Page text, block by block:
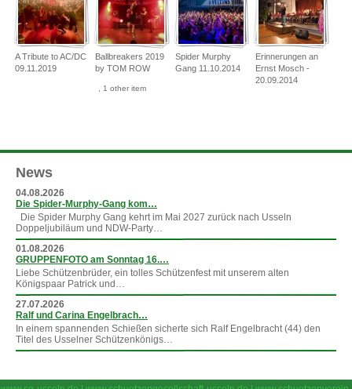
A Tribute to AC/DC
09.11.2019
Ballbreakers 2019
by TOM ROW
1 other item
Spider Murphy
Gang 11.10.2014
Erinnerungen an
Ernst Mosch -
20.09.2014
News
04.08.2026
Die Spider-Murphy-Gang kom…
Die Spider Murphy Gang kehrt im Mai 2027 zurück nach Usseln
Doppeljubiläum und NDW-Party…
01.08.2026
GRUPPENFOTO am Sonntag 16.…
Liebe Schützenbrüder, ein tolles Schützenfest mit unserem alten
Königspaar Patrick und…
27.07.2026
Ralf und Carina Engelbrach…
In einem spannenden Schießen sicherte sich Ralf Engelbracht (44) den
Titel des Usselner Schützenkönigs…